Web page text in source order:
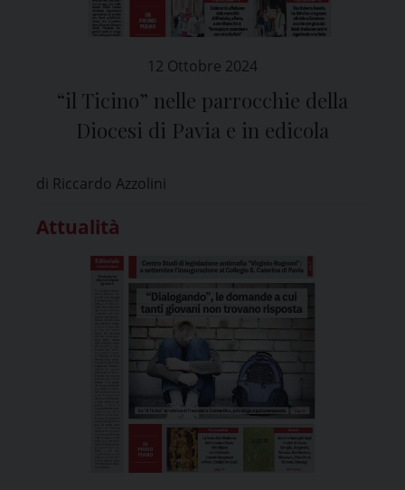
12 Ottobre 2024
“il Ticino” nelle parrocchie della
Diocesi di Pavia e in edicola
di Riccardo Azzolini
Attualità